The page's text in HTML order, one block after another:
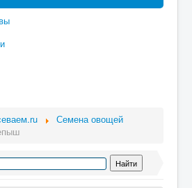
Семена овощей